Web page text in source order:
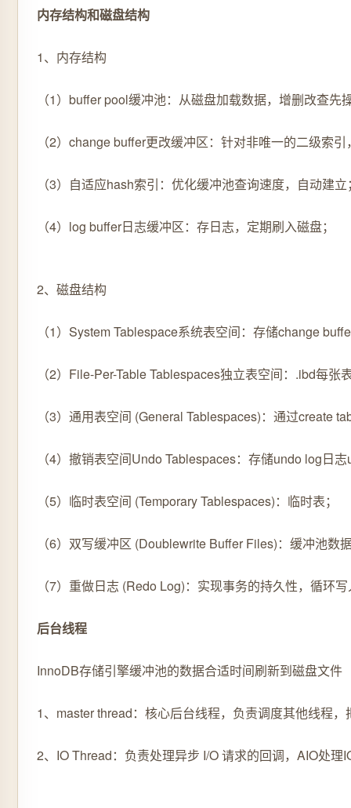
内存结构和磁盘结构
1、内存结构
（1）buffer pool缓冲池：从磁盘加载数据，增删改查
（2）change buffer更改缓冲区：针对非唯一的二级索
（3）自适应hash索引：优化缓冲池查询速度，自动建立
（4）log buffer日志缓冲区：存日志，定期刷入磁盘；
2、磁盘结构
（1）System Tablespace系统表空间：存储change
（2）File-Per-Table Tablespaces独立表空间：.ibd每张
（3）通用表空间 (General Tablespaces)：通过create
（4）撤销表空间Undo Tablespaces：存储undo log日
（5）临时表空间 (Temporary Tablespaces)：临时表；
（6）双写缓冲区 (Doublewrite Buffer Files)：缓冲池
（7）重做日志 (Redo Log)：实现事务的持久性，循环
后台线程
InnoDB存储引擎缓冲池的数据合适时间刷新到磁盘文件
1、master thread：核心后台线程，负责调度其他线程
2、IO Thread：负责处理异步 I/O 请求的回调，AIO处理